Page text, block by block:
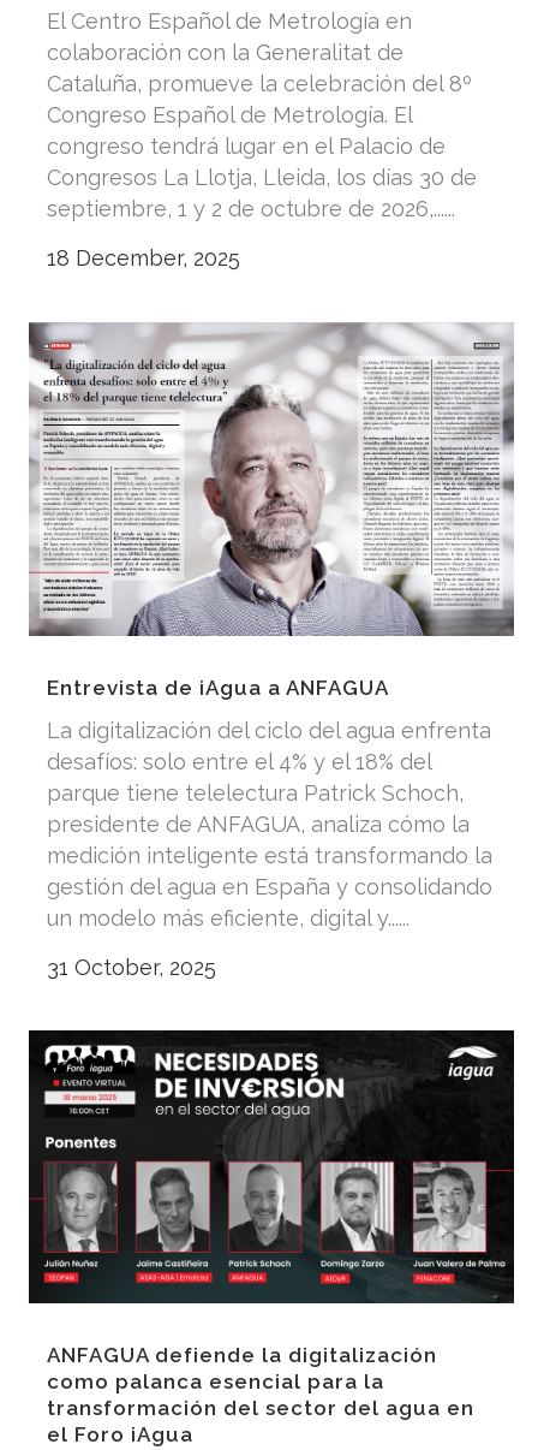
El Centro Español de Metrología en
colaboración con la Generalitat de
Cataluña, promueve la celebración del 8º
Congreso Español de Metrología. El
congreso tendrá lugar en el Palacio de
Congresos La Llotja, Lleida, los días 30 de
septiembre, 1 y 2 de octubre de 2026,......
18 December, 2025
Entrevista de iAgua a ANFAGUA
La digitalización del ciclo del agua enfrenta
desafíos: solo entre el 4% y el 18% del
parque tiene telelectura Patrick Schoch,
presidente de ANFAGUA, analiza cómo la
medición inteligente está transformando la
gestión del agua en España y consolidando
un modelo más eficiente, digital y......
31 October, 2025
ANFAGUA defiende la digitalización
como palanca esencial para la
transformación del sector del agua en
el Foro iAgua